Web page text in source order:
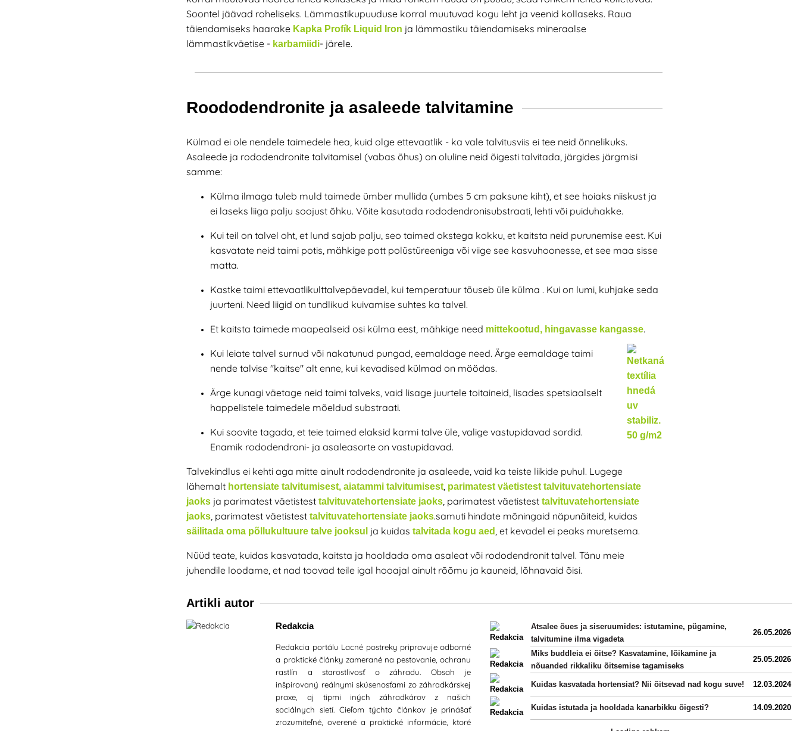
Soontel jäävad roheliseks. Lämmastikupuuduse korral muutuvad kogu leht ja veenid kollaseks. Raua
täiendamiseks haarake Kapka Profík Liquid Iron ja lämmastiku täiendamiseks mineraalse
lämmastikväetise - karbamiidi- järele.
Roododendronite ja asaleede talvitamine
Külmad ei ole nendele taimedele hea, kuid olge ettevaatlik - ka vale talvitusviis ei tee neid õnnelikuks.
Asaleede ja rododendronite talvitamisel (vabas õhus) on oluline neid õigesti talvitada, järgides järgmisi
samme:
Külma ilmaga tuleb muld taimede ümber mullida (umbes 5 cm paksune kiht), et see hoiaks niiskust ja
ei laseks liiga palju soojust õhku. Võite kasutada rododendronisubstraati, lehti või puiduhakke.
Kui teil on talvel oht, et lund sajab palju,seo taimed okstega kokku, et kaitsta neid purunemise eest. Kui
kasvatate neid taimi potis, mähkige pott polüstüreeniga või viige see kasvuhoonesse, et see maa sisse
matta.
Kastke taimi ettevaatlikulttalvepäevadel, kui temperatuur tõuseb üle külma . Kui on lumi, kuhjake seda
juurteni. Need liigid on tundlikud kuivamise suhtes ka talvel.
Et kaitsta taimede maapealseid osi külma eest, mähkige need mittekootud, hingavasse kangasse.
Kui leiate talvel surnud või nakatunud pungad, eemaldage need. Ärge eemaldage taimi
nende talvise "kaitse" alt enne, kui kevadised külmad on möödas.
Ärge kunagi väetage neid taimi talveks, vaid lisage juurtele toitaineid, lisades spetsiaalselt
happelistele taimedele mõeldud substraati.
Kui soovite tagada, et teie taimed elaksid karmi talve üle, valigevastupidavad sordid.
Enamik rododendroni- ja asaleasorte on vastupidavad.
Talvekindlus ei kehti aga mitte ainult rododendronite ja asaleede, vaid ka teiste liikide puhul. Lugege
lähemalt hortensiate talvitumisest, aiatammi talvitumisest parimatest väetistest talvituvatehortensiate
jaoks ja parimatest väetistesttalvituvatehortensiate jaoks , parimatest väetistesttalvituvatehortensiate
jaoks , parimatest väetistesttalvituvatehortensiate jaoks.samuti hindate mõningaid näpunäiteid, kuidas
säilitada oma põllukultuure talve jooksul ja kuidastalvitada kogu aed , et kevadel ei peaks muretsema.
Nüüd teate, kuidas kasvatada, kaitsta ja hooldada oma asaleat või rododendronit talvel. Tänu meie
juhendile loodame, et nad toovad teile igal hooajal ainult rõõmu ja kauneid, lõhnavaid õisi.
Artikli autor
Redakcia
Redakcia portálu Lacné postreky pripravuje odborné
a praktické články zamerané na pestovanie, ochranu
rastlín a starostlivosť o záhradu. Obsah je
inšpirovaný reálnymi skúsenosťami zo záhradkárskej
praxe, aj tipmi iných záhradkárov z našich
sociálnych sietí. Cieľom týchto článkov je prinášať
zrozumiteľné, overené a praktické informácie, ktoré
Atsalee õues ja siseruumides: istutamine, pügamine,
talvitumine ilma vigadeta
26.05.2026
Miks buddleia ei õitse? Kasvatamine, lõikamine ja
nõuanded rikkaliku õitsemise tagamiseks
25.05.2026
Kuidas kasvatada hortensiat? Nii õitsevad nad kogu suve! 12.03.2024
Kuidas istutada ja hooldada kanarbikku õigesti? 14.09.2020